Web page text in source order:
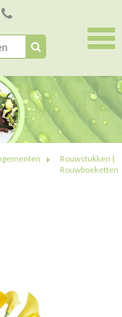
Rouwstukken |
Rouwboeketten